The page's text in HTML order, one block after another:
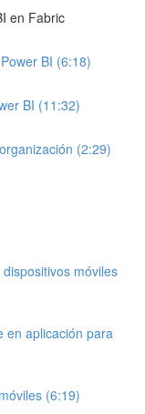
en Fabric
BI (6:18)
BI (11:32)
(2:29)
móviles
en aplicación para
(6:19)